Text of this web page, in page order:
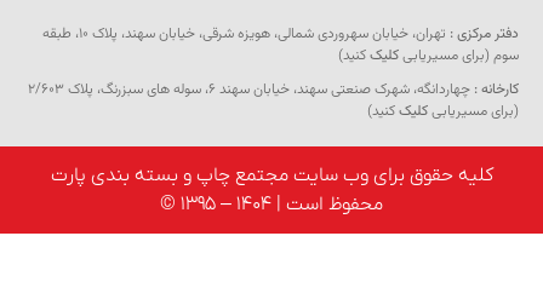
دفتر مرکزی :
تهران، خیابان سهروردی شمالی، هویزه شرقی، خیابان سهند، پلاک ۱۰، طبقه
سوم (برای مسیریابیکلیککنید)
کارخانه :
چهاردانگه، شهرک صنعتی سهند، خیابان سهند 6، سوله های سبزرنگ، پلاک 2/603
(برای مسیریابیکلیککنید)
کلیه حقوق برای وب سایت مجتمع چاپ و بسته بندی پارت
محفوظ است | 1404 – 1395 ©